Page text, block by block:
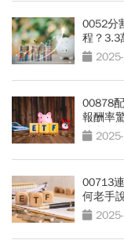
0052分
程？3.3
00878
報酬率
股息
00713
何老手